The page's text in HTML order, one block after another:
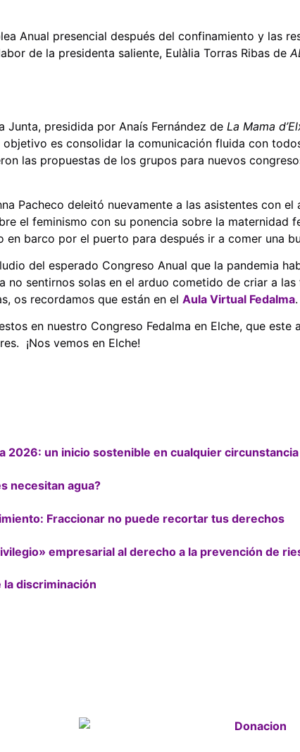
Anual presencial después del confinamiento y las
de la presidenta saliente, Eulàlia Torras Ribas de
Junta, presidida por Anaís Fernández de La Mama
es consolidar la comunicación fluida con
las propuestas de los grupos para nuevos
Pacheco deleitó nuevamente a las asistentes con el
el feminismo con su ponencia sobre la maternidad
barco por el puerto para después ir a comer una
del esperado Congreso Anual que la pandemia
no sentirnos solas en el arduo cometido de criar a
os recordamos que están en el Aula Virtual Fedalma.
en nuestro Congreso Fedalma en Elche, que
¡Nos vemos en Elche!
2026: un inicio sostenible en cualquier circunstancia
necesitan agua?
Fraccionar no puede recortar tus derechos
empresarial al derecho a la prevención de
la discriminación